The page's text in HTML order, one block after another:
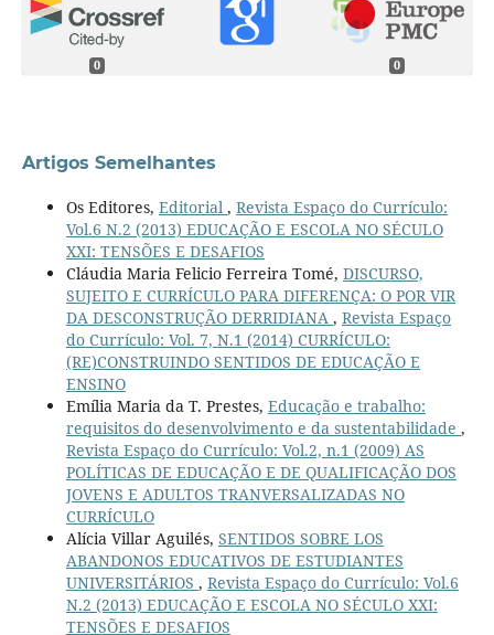
0 0
Artigos Semelhantes
Os Editores, Editorial , Revista Espaço do Currículo:
Vol.6 N.2 (2013) EDUCAÇÃO E ESCOLA NO SÉCULO
XXI: TENSÕES E DESAFIOS
Cláudia Maria Felicio Ferreira Tomé, DISCURSO,
SUJEITO E CURRÍCULO PARA DIFERENÇA: O POR VIR
DA DESCONSTRUÇÃO DERRIDIANA , Revista Espaço
do Currículo: Vol. 7, N.1 (2014) CURRÍCULO:
(RE)CONSTRUINDO SENTIDOS DE EDUCAÇÃO E
ENSINO
Emília Maria da T. Prestes, Educação e trabalho:
requisitos do desenvolvimento e da sustentabilidade ,
Revista Espaço do Currículo: Vol.2, n.1 (2009) AS
POLÍTICAS DE EDUCAÇÃO E DE QUALIFICAÇÃO DOS
JOVENS E ADULTOS TRANVERSALIZADAS NO
CURRÍCULO
Alícia Villar Aguilés, SENTIDOS SOBRE LOS
ABANDONOS EDUCATIVOS DE ESTUDIANTES
UNIVERSITÁRIOS , Revista Espaço do Currículo: Vol.6
N.2 (2013) EDUCAÇÃO E ESCOLA NO SÉCULO XXI:
TENSÕES E DESAFIOS